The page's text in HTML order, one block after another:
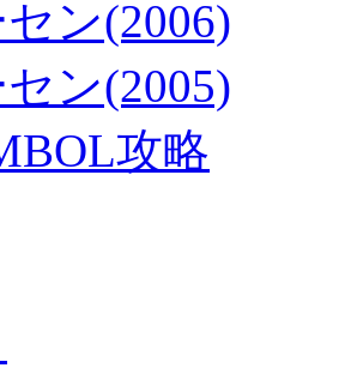
ン(2006)
ン(2005)
攻略